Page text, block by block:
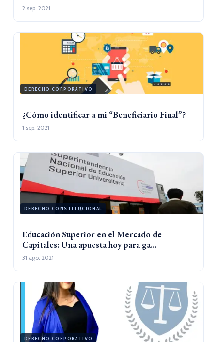
2 sep. 2021
DERECHO CORPORATIVO
¿Cómo identificar a mi “Beneficiario Final”?
1 sep. 2021
DERECHO CONSTITUCIONAL
Educación Superior en el Mercado de
Capitales: Una apuesta hoy para ga...
31 ago. 2021
DERECHO CORPORATIVO